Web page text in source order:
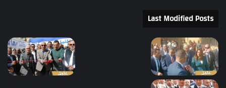
Last Modified Posts